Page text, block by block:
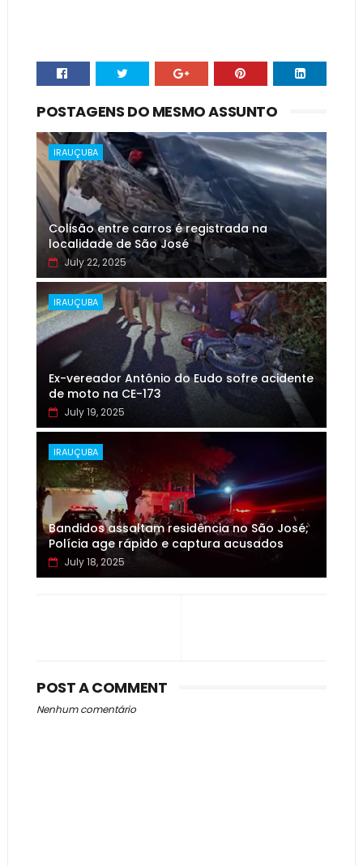
POSTAGENS DO MESMO ASSUNTO
IRAUÇUBA
Colisão entre carros é registrada na
localidade de São José
July 22, 2025
IRAUÇUBA
Ex-vereador Antônio do Eudo sofre acidente
de moto na CE-173
July 19, 2025
IRAUÇUBA
Bandidos assaltam residência no São José;
Polícia age rápido e captura acusados
July 18, 2025
POST A COMMENT
Nenhum comentário